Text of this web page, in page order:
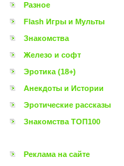
Разное
Flash Игры и Мульты
Знакомства
Железо и софт
Эротика (18+)
Анекдоты и Истории
Эротические рассказы
Знакомства ТОП100
Реклама на сайте